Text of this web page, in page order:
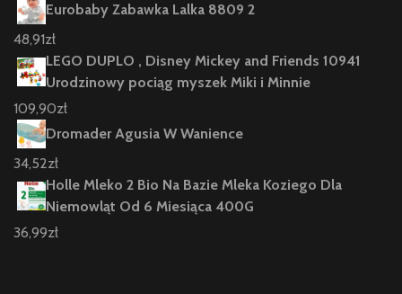
Eurobaby Zabawka Lalka 8809 2
48,91zł
LEGO DUPLO , Disney Mickey and Friends 10941
Urodzinowy pociąg myszek Miki i Minnie
109,90zł
Dromader Agusia W Wanience
34,52zł
Holle Mleko 2 Bio Na Bazie Mleka Koziego Dla
Niemowląt Od 6 Miesiąca 400G
36,99zł